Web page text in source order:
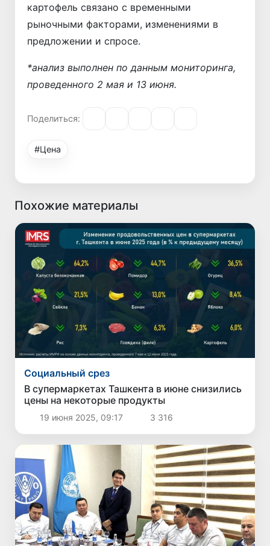
картофель связано с временными
рыночными факторами, изменениями в
предложении и спросе.
*анализ выполнен по данным мониторинга,
проведенного 2 мая и 13 июня.
Поделиться:
#Цена
Похожие материалы
Социальный срез
В супермаркетах Ташкента в июне снизились
цены на некоторые продукты
19 июня 2025, 09:17 3 316